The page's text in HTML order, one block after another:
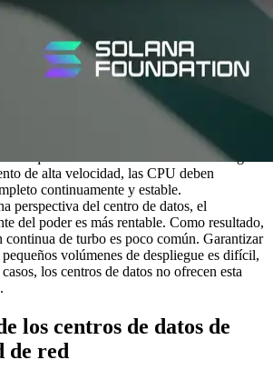
de Solana rápida y estable, ERPC
rigurosamente los centros de datos.
se hizo evidente que no todos los centros de
demandas de cargas de trabajo de Solana
de Solana son extremadamente
de un solo nodo requiere
grado de centro de datos y CPU de alto
requisitos de red son estrictos. Para lograr
de alta velocidad, las CPU deben
continuamente y estable.
perspectiva del centro de datos, el
del poder es más rentable. Como resultado,
continua de turbo es poco común. Garantizar
volúmenes de despliegue es difícil,
los centros de datos no ofrecen esta
los centros de datos de
de red